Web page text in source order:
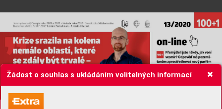
Žádost o souhlas s ukládáním volitelných informací